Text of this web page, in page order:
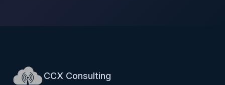
CCX Consulting